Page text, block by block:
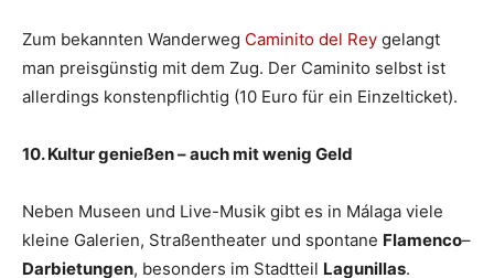
Zum bekannten Wanderweg Caminito del Rey gelangt
man preisgünstig mit dem Zug. Der Caminito selbst ist
allerdings konstenpflichtig (10 Euro für ein Einzelticket).
10. Kultur genießen – auch mit wenig Geld
Neben Museen und Live-Musik gibt es in Málaga viele
kleine Galerien, Straßentheater und spontane Flamenco–
Darbietungen, besonders im Stadtteil Lagunillas.